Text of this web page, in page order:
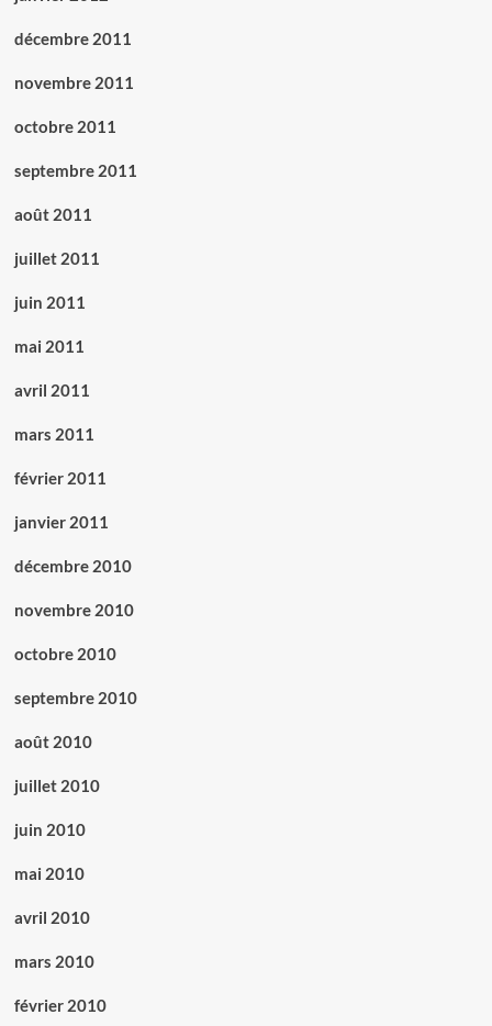
décembre 2011
novembre 2011
octobre 2011
septembre 2011
août 2011
juillet 2011
juin 2011
mai 2011
avril 2011
mars 2011
février 2011
janvier 2011
décembre 2010
novembre 2010
octobre 2010
septembre 2010
août 2010
juillet 2010
juin 2010
mai 2010
avril 2010
mars 2010
février 2010